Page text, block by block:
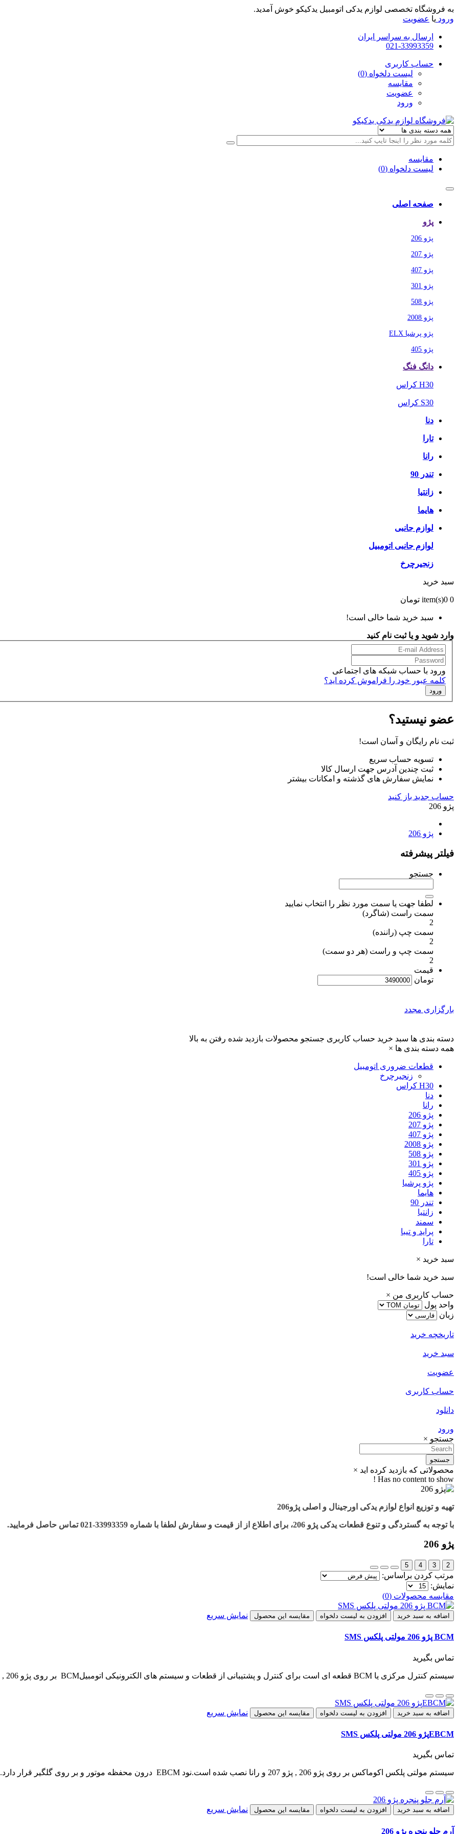
به فروشگاه تخصصی لوازم یدکی اتومبیل یدکیکو خوش آمدید.
ورود یا عضویت
ارسال به سراسر ایران
021-33993359
حساب کاربری
لیست دلخواه (0)
مقایسه
عضویت
ورود
مقایسه
لیست دلخواه (0)
صفحه اصلی
پژو
پژو 206
پژو 207
پژو 407
پژو 301
پژو 508
پژو 2008
پژو پرشیا ELX
پژو 405
دانگ فنگ
H30 کراس
S30 کراس
دنا
تارا
رانا
تندر 90
زانتیا
هایما
لوازم جانبی
لوازم جانبی اتومبیل
زنجیرچرخ
سبد خرید
0
item(s)0 تومان
سبد خرید شما خالی است!
وارد شوید و یا ثبت نام کنید
ورود با حساب شبکه های اجتماعی
کلمه عبور خود را فراموش کرده اید؟
ورود
عضو نیستید؟
ثبت نام رایگان و آسان است!
تسویه حساب سریع
ثبت چندین آدرس جهت ارسال کالا
نمایش سفارش های گذشته و امکانات بیشتر
حساب جدید باز کنید
پژو 206
پژو 206
فیلتر پیشرفته
جستجو
لطفا جهت یا سمت مورد نظر را انتخاب نمایید
سمت راست (شاگرد)
2
سمت چپ (راننده)
2
سمت چپ و راست (هر دو سمت)
2
قیمت
تومان
بارگزاری مجدد
دسته بندی ها سبد خرید حساب کاربری جستجو محصولات بازدید شده رفتن به بالا
همه دسته بندی ها ×
قطعات ضروری اتومبیل
زنجیرچرخ
H30 کراس
دنا
رانا
پژو 206
پژو 207
پژو 407
پژو 2008
پژو 508
پژو 301
پژو 405
پژو پرشیا
هایما
تندر 90
زانتیا
سمند
پراید و تیبا
تارا
سبد خرید ×
سبد خرید شما خالی است!
حساب کاربری من ×
واحد پول
زبان
تاریخچه خرید
سبد خرید
عضویت
حساب کاربری
دانلود
ورود
جستجو ×
جستجو
محصولاتی که بازدید کرده اید ×
Has no content to show !
تهیه و توزیع انواع لوازم یدکی اورجینال و اصلی پژو206
با توجه به گستردگی و تنوع قطعات یدکی پژو 206، برای اطلاع از از قیمت و سفارش لطفا با شماره 33993359-021 تماس حاصل فرمایید.
پژو 206
2
3
4
5
مرتب کردن براساس:
نمایش:
مقایسه محصولات (0)
اضافه به سبد خرید افزودن به لیست دلخواه مقایسه این محصول نمایش سریع
BCM پژو 206 مولتی پلکس SMS
تماس بگیرید
سیستم کنترل مرکزی یا BCM قطعه ای است برای کنترل و پشتیبانی از قطعات و سیستم های الکترونیکی اتومبیلBCM بر روی پژو 206 , رانا و دنا نصب می باشد...
اضافه به سبد خرید افزودن به لیست دلخواه مقایسه این محصول نمایش سریع
EBCMپژو 206 مولتی پلکس SMS
تماس بگیرید
سیستم مولتی پلکس اکوماکس بر روی پژو 206 , پژو 207 و رانا نصب شده است.نود EBCM درون محفظه موتور و بر روی گلگیر قرار دارد...
اضافه به سبد خرید افزودن به لیست دلخواه مقایسه این محصول نمایش سریع
آرم جلو پنجره پژو 206